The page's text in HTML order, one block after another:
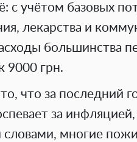
с учётом базовых
лекарства и
большинства
9000 грн.
что за последний
за
словами, многие